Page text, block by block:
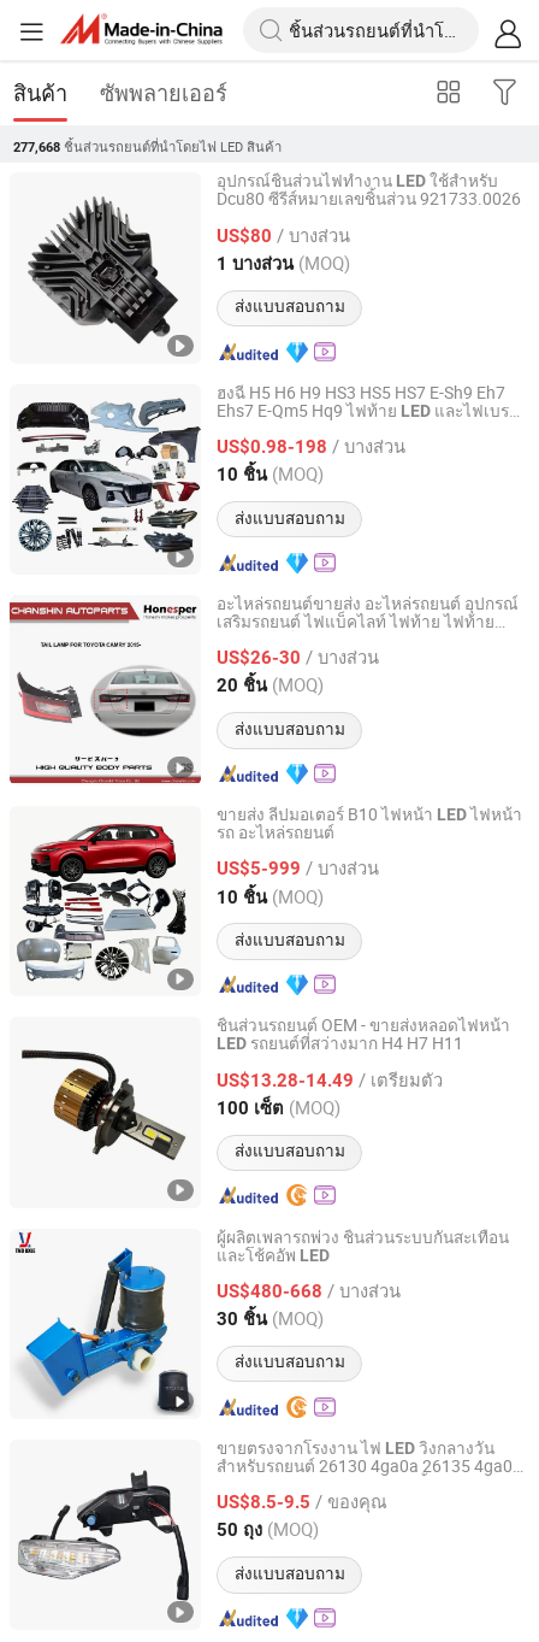
สินค้า ซัพพลายเออร์
277,668 ชิ้นส่วนรถยนต์ที่นำโดยไฟ LED สินค้า
อุปกรณ์ชิ้นส่วนไฟทำงาน LEDใช้สำหรับ
Dcu80 ซีรีส์หมายเลขชิ้นส่วน 921733.0026
US$80 / บางส่วน
1 บางส่วน (MOQ)
ส่งแบบสอบถาม
Ningbo City Beilun Blue Sea Port Machinery Co., Ltd.
Zhejiang, China อัตราจาก 2025
ฮงฉี H5 H6 H9 HS3 HS5 HS7 E-Sh9 Eh7
Ehs7 E-Qm5 Hq9 ไฟท้าย LED และไฟเบรก
US$0.98-198 / บางส่วน
10 ชิ้น (MOQ)
ส่งแบบสอบถาม
Chongqing Kisda Technology Co., Ltd.
Chongqing, China อัตราจาก 2025
อะไหล่รถยนต์ขายส่ง อะไหล่รถยนต์ อุปกรณ์
เสริมรถยนต์ ไฟแบ็คไลท์ ไฟท้าย ไฟท้าย
81110-Bz640 81150-Bz640
US$26-30 / บางส่วน
20 ชิ้น (MOQ)
ส่งแบบสอบถาม
Chengdu Chanshin Trade Co., Ltd.
Sichuan, China อัตราจาก 2022
ขายส่ง ลีปมอเตอร์ B10 ไฟหน้า LEDไฟหน้า
รถ อะไหล่รถยนต์
US$5-999 / บางส่วน
10 ชิ้น (MOQ)
ส่งแบบสอบถาม
Shandong Sairui Huachen Auto Parts Co., Ltd
Shandong, China อัตราจาก 2020
ชิ้นส่วนรถยนต์ OEM - ขายส่งหลอดไฟหน้า
LED รถยนต์ที่สว่างมาก H4 H7 H11
US$13.28-14.49 / เตรียมตัว
100 เซ็ต (MOQ)
ส่งแบบสอบถาม
Guangdong New Electronics Information Import & Export
Guangdong, China
ผู้ผลิตเพลารถพ่วง ชิ้นส่วนระบบกันสะเทือน
และโช้คอัพ LED
US$480-668 / บางส่วน
30 ชิ้น (MOQ)
ส่งแบบสอบถาม
Guangzhou TND Axle Co., Ltd.
Guangdong, China อัตราจาก 2024
ขายตรงจากโรงงาน ไฟ LED วิ่งกลางวัน
สำหรับรถยนต์ 26130 4ga0a 26135 4ga0a
รถยนต์สำหรับอินฟินิตี้ 2014 2018 Q50
US$8.5-9.5 / ของคุณ
50 ถุง (MOQ)
ส่งแบบสอบถาม
Xianghe Longqi Trading Co., Ltd.
Hebei, China อัตราจาก 2026